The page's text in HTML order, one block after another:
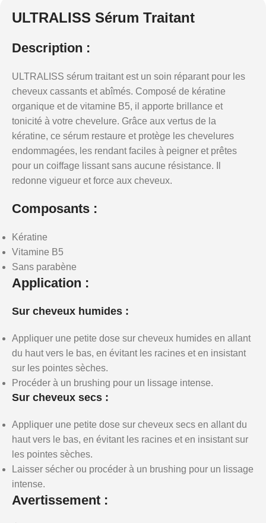
ULTRALISS Sérum Traitant
Description :
ULTRALISS sérum traitant est un soin réparant pour les
cheveux cassants et abîmés. Composé de kératine
organique et de vitamine B5, il apporte brillance et
tonicité à votre chevelure. Grâce aux vertus de la
kératine, ce sérum restaure et protège les chevelures
endommagées, les rendant faciles à peigner et prêtes
pour un coiffage lissant sans aucune résistance. Il
redonne vigueur et force aux cheveux.
Composants :
Kératine
Vitamine B5
Sans parabène
Application :
Sur cheveux humides :
Appliquer une petite dose sur cheveux humides en allant
du haut vers le bas, en évitant les racines et en insistant
sur les pointes sèches.
Procéder à un brushing pour un lissage intense.
Sur cheveux secs :
Appliquer une petite dose sur cheveux secs en allant du
haut vers le bas, en évitant les racines et en insistant sur
les pointes sèches.
Laisser sécher ou procéder à un brushing pour un lissage
intense.
Avertissement :